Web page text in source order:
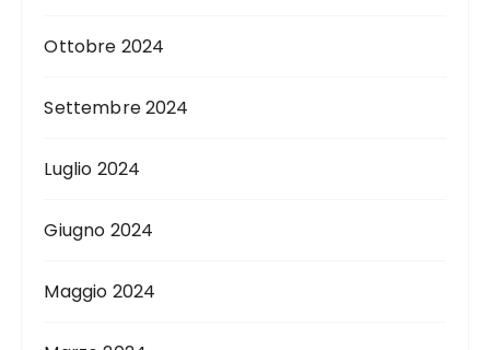
Ottobre 2024
Settembre 2024
Luglio 2024
Giugno 2024
Maggio 2024